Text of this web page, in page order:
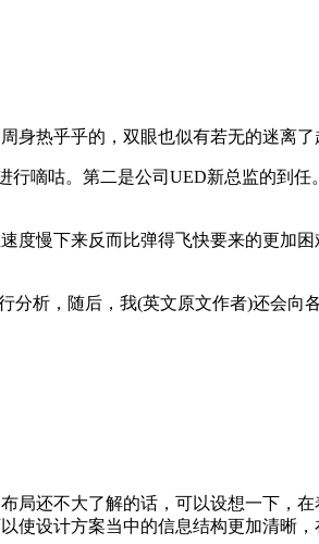
热乎乎的，双眼也似有若无的迷离了
行嘀咕。第二是公司UED新总监的到任
度慢下来反而比弹得飞快要来的更加
分析，随后，我(英文原文作者)还会向
局还不大了解的话，可以设想一下，
使设计方案当中的信息结构更加清晰